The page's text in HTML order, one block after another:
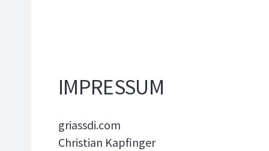
IMPRESSUM
griassdi.com
Christian Kapfinger